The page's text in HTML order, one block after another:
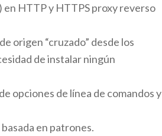
HTTP y HTTPS proxy reverso
origen “cruzado” desde los
de instalar ningún
opciones de línea de comandos y
en patrones.